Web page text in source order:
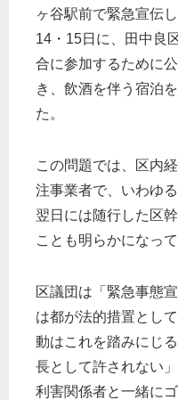
ヶ谷駅前で緊急宣伝
14・15日に、田中良
合に参加するために
き、飲酒を伴う宿泊
た。
この問題では、区内
注事業者で、いわゆ
翌日には随行した区
ことも明らかになって
区議団は「緊急事態
は都が法的措置とし
動はこれを踏みにじ
長として許されない
利害関係者と一緒に